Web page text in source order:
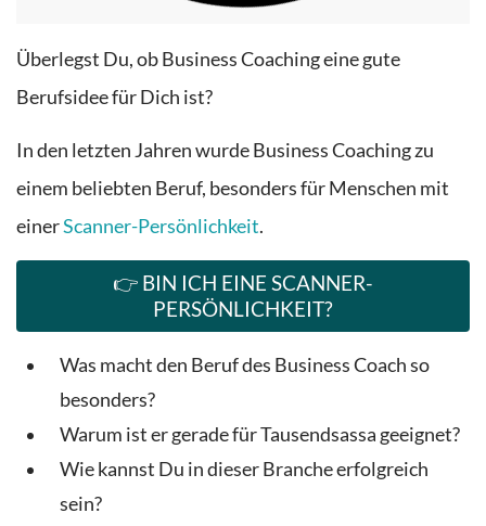
Überlegst Du, ob Business Coaching eine gute
Berufsidee für Dich ist?
In den letzten Jahren wurde Business Coaching zu
einem beliebten Beruf, besonders für Menschen mit
einerScanner-Persönlichkeit.
👉 BIN ICH EINE SCANNER-
PERSÖNLICHKEIT?
Was macht den Beruf des Business Coach so
besonders?
Warum ist er gerade für Tausendsassa geeignet?
Wie kannst Du in dieser Branche erfolgreich
sein?